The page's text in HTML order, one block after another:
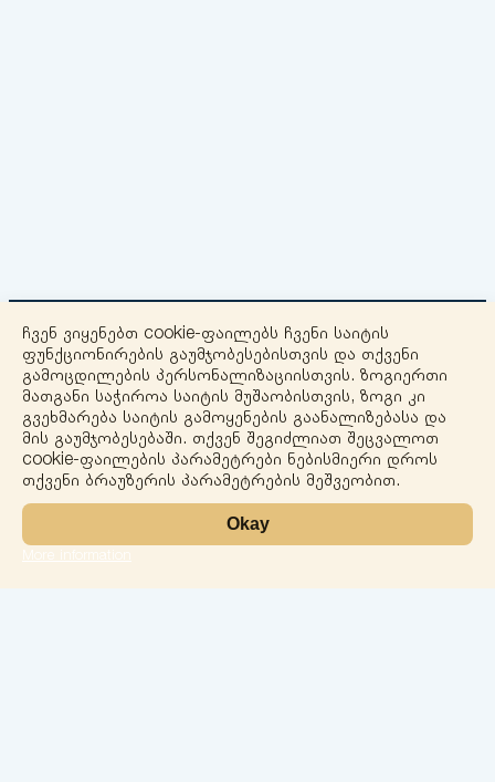
+
−
ჩვენ ვიყენებთ cookie-ფაილებს ჩვენი საიტის
ფუნქციონირების გაუმჯობესებისთვის და თქვენი
გამოცდილების პერსონალიზაციისთვის. ზოგიერთი
მათგანი საჭიროა საიტის მუშაობისთვის, ზოგი კი
გვეხმარება საიტის გამოყენების გაანალიზებასა და
მის გაუმჯობესებაში. თქვენ შეგიძლიათ შეცვალოთ
cookie-ფაილების პარამეტრები ნებისმიერი დროს
თქვენი ბრაუზერის პარამეტრების მეშვეობით.
Okay
More information